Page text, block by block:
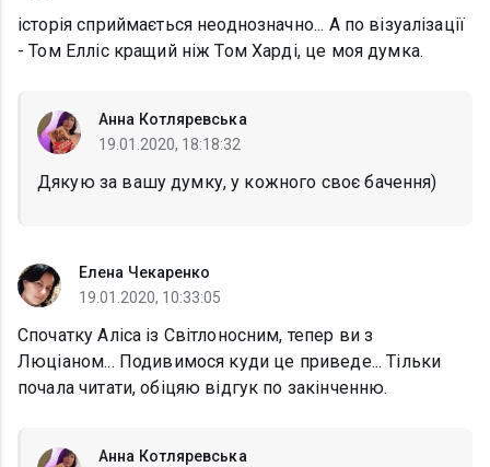
історія сприймається неоднозначно... А по візуалізації
- Том Елліс кращий ніж Том Харді, це моя думка.
Анна Котляревська
19.01.2020, 18:18:32
Дякую за вашу думку, у кожного своє бачення)
Елена Чекаренко
19.01.2020, 10:33:05
Спочатку Аліса із Світлоносним, тепер ви з
Люціаном... Подивимося куди це приведе... Тільки
почала читати, обіцяю відгук по закінченню.
Анна Котляревська